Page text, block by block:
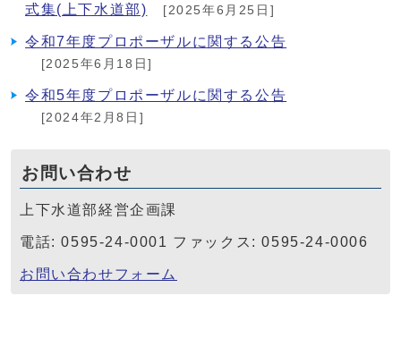
式集(上下水道部)
[2025年6月25日]
令和7年度プロポーザルに関する公告
[2025年6月18日]
令和5年度プロポーザルに関する公告
[2024年2月8日]
お問い合わせ
上下水道部経営企画課
電話: 0595-24-0001 ファックス: 0595-24-0006
お問い合わせフォーム